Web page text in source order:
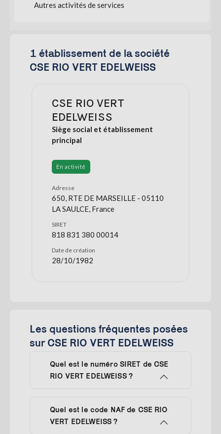
Autres activités de services
1 établissement de la société
CSE RIO VERT EDELWEISS
CSE RIO VERT
EDELWEISS
Siège social et établissement
principal
En activité
Adresse
650, RTE DE MARSEILLE - 05110
LA SAULCE, France
SIRET
818 831 380 00014
Date de création
28/10/1982
Les questions fréquentes posées
sur CSE RIO VERT EDELWEISS
Quel est le numéro SIRET de CSE
RIO VERT EDELWEISS ?
Quel est le code NAF de CSE RIO
VERT EDELWEISS ?